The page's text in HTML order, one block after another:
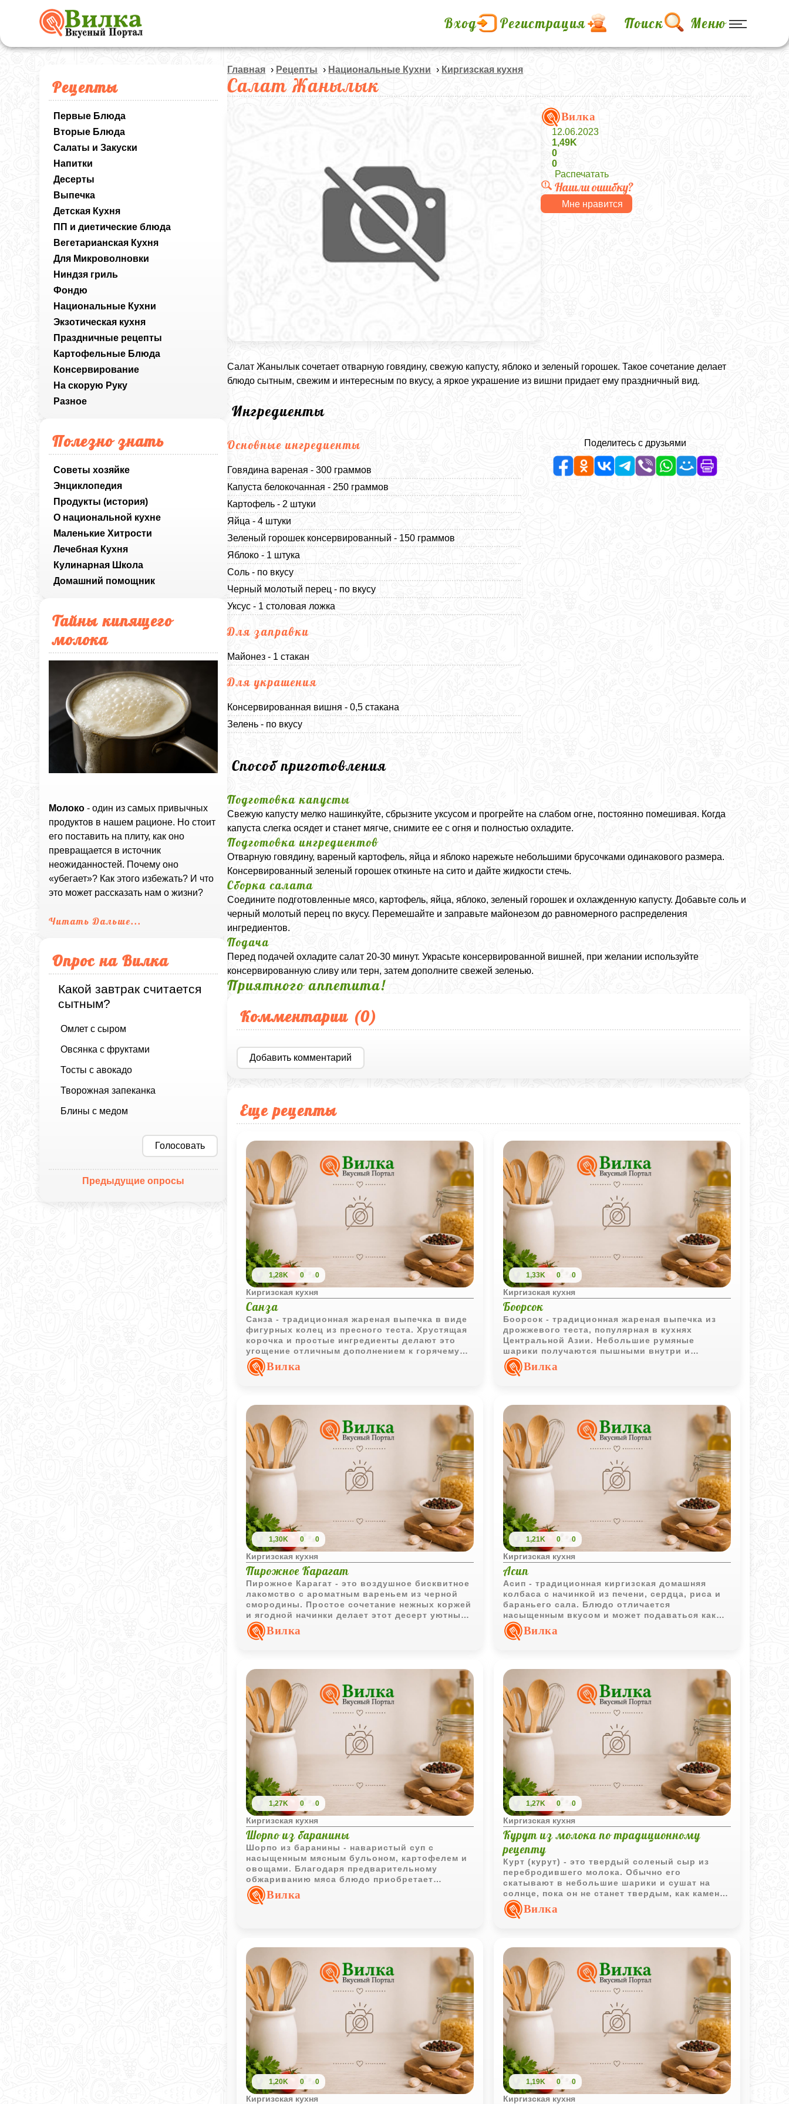
Вход Регистрация Поиск Меню
Рецепты
Первые Блюда
Вторые Блюда
Салаты и Закуски
Напитки
Десерты
Выпечка
Детская Кухня
ПП и диетические блюда
Вегетарианская Кухня
Для Микроволновки
Ниндзя гриль
Фондю
Национальные Кухни
Экзотическая кухня
Праздничные рецепты
Картофельные Блюда
Консервирование
На скорую Руку
Разное
Полезно знать
Советы хозяйке
Энциклопедия
Продукты (история)
О национальной кухне
Маленькие Хитрости
Лечебная Кухня
Кулинарная Школа
Домашний помощник
Тайны кипящего
молока
Молоко - один из самых привычных
продуктов в нашем рационе. Но стоит
его поставить на плиту, как оно
превращается в источник
неожиданностей. Почему оно
«убегает»? Как этого избежать? И что
это может рассказать нам о жизни?
Читать Дальше...
Опрос на Вилка
Какой завтрак считается
сытным?
Омлет с сыром
Овсянка с фруктами
Тосты с авокадо
Творожная запеканка
Блины с медом
Голосовать
Предыдущие опросы
Главная › Рецепты › Национальные Кухни › Киргизская кухня
Салат Жанылык
Вилка
12.06.2023
1,49K
0
0
Распечатать
Нашли ошибку?
Мне нравится
Салат Жанылык сочетает отварную говядину, свежую капусту, яблоко и зеленый горошек. Такое сочетание делает
блюдо сытным, свежим и интересным по вкусу, а яркое украшение из вишни придает ему праздничный вид.
Ингредиенты
Основные ингредиенты
Говядина вареная - 300 граммов
Капуста белокочанная - 250 граммов
Картофель - 2 штуки
Яйца - 4 штуки
Зеленый горошек консервированный - 150 граммов
Яблоко - 1 штука
Соль - по вкусу
Черный молотый перец - по вкусу
Уксус - 1 столовая ложка
Для заправки
Майонез - 1 стакан
Для украшения
Консервированная вишня - 0,5 стакана
Зелень - по вкусу
Поделитесь с друзьями
Способ приготовления
Подготовка капусты
Свежую капусту мелко нашинкуйте, сбрызните уксусом и прогрейте на слабом огне, постоянно помешивая. Когда
капуста слегка осядет и станет мягче, снимите ее с огня и полностью охладите.
Подготовка ингредиентов
Отварную говядину, вареный картофель, яйца и яблоко нарежьте небольшими брусочками одинакового размера.
Консервированный зеленый горошек откиньте на сито и дайте жидкости стечь.
Сборка салата
Соедините подготовленные мясо, картофель, яйца, яблоко, зеленый горошек и охлажденную капусту. Добавьте соль и
черный молотый перец по вкусу. Перемешайте и заправьте майонезом до равномерного распределения
ингредиентов.
Подача
Перед подачей охладите салат 20-30 минут. Украсьте консервированной вишней, при желании используйте
консервированную сливу или терн, затем дополните свежей зеленью.
Приятного аппетита!
Комментарии (0)
Добавить комментарий
Еще рецепты
1,28K 0 0
Киргизская кухня
Санза
Санза - традиционная жареная выпечка в виде
фигурных колец из пресного теста. Хрустящая
корочка и простые ингредиенты делают это
угощение отличным дополнением к горячему
чаю.Вилка
1,33K 0 0
Киргизская кухня
Боорсок
Боорсок - традиционная жареная выпечка из
дрожжевого теста, популярная в кухнях
Центральной Азии. Небольшие румяные
шарики получаются пышными внутри и
отлично подходят для чаепития.
Вилка
1,30K 0 0
Киргизская кухня
Пирожное Карагат
Пирожное Карагат - это воздушное бисквитное
лакомство с ароматным вареньем из черной
смородины. Простое сочетание нежных коржей
и ягодной начинки делает этот десерт уютным
дополнением к чаю или кофе.
Вилка
1,21K 0 0
Киргизская кухня
Асип
Асип - традиционная киргизская домашняя
колбаса с начинкой из печени, сердца, риса и
бараньего сала. Блюдо отличается
насыщенным вкусом и может подаваться как
горячим, так и полностью охлажденным.
Вилка
1,27K 0 0
Киргизская кухня
Шорпо из баранины
Шорпо из баранины - наваристый суп с
насыщенным мясным бульоном, картофелем и
овощами. Благодаря предварительному
обжариванию мяса блюдо приобретает
особенно выразительный вкус и аромат.
Вилка
1,27K 0 0
Киргизская кухня
Курут из молока по традиционному
рецепту
Курт (курут) - это твердый соленый сыр из
перебродившего молока. Обычно его
скатывают в небольшие шарики и сушат на
солнце, пока он не станет твердым, как камень.
Его можно есть просто так или добавлять к
другим блюдам.
Вилка
1,20K 0 0
Киргизская кухня
1,19K 0 0
Киргизская кухня